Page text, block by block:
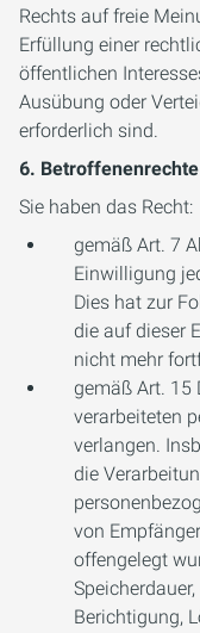
Rechts auf freie
Erfüllung einer
öffentlichen
Ausübung oder
erforderlich sind.
6. Betroffenenrechte
Sie haben das Recht:
gemäß Art. 7
Einwilligung
Dies hat zur
die auf dieser
nicht mehr
gemäß Art. 15
verarbeiteten
verlangen.
die
von
offengelegt
Berichtigung,